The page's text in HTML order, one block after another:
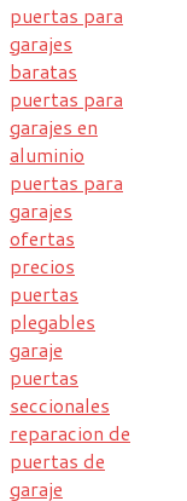
puertas para
garajes
baratas
puertas para
garajes en
aluminio
puertas para
garajes
ofertas
precios
puertas
plegables
garaje
puertas
seccionales
reparacion de
puertas de
garaje